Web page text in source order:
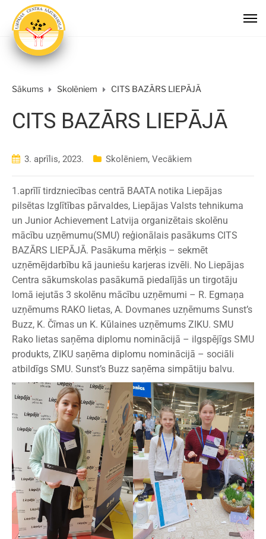
Sākums Skolēniem CITS BAZĀRS LIEPĀJĀ
CITS BAZĀRS LIEPĀJĀ
3. aprīlis, 2023. Skolēniem, Vecākiem
1.aprīlī tirdzniecības centrā BAATA notika Liepājas
pilsētas Izglītības pārvaldes, Liepājas Valsts tehnikuma
un Junior Achievement Latvija organizētais skolēnu
mācību uzņēmumu(SMU) reģionālais pasākums CITS
BAZĀRS LIEPĀJĀ. Pasākuma mērķis – sekmēt
uzņēmējdarbību kā jauniešu karjeras izvēli. No Liepājas
Centra sākumskolas pasākumā piedalījās un tirgotāju
lomā iejutās 3 skolēnu mācību uzņēmumi – R. Egmaņa
uzņēmums RAKO lietas, A. Dovmanes uzņēmums Sunst’s
Buzz, K. Čīmas un K. Kūlaines uzņēmums ZIKU. SMU
Rako lietas saņēma diplomu nominācijā – ilgspējīgs SMU
produkts, ZIKU saņēma diplomu nominācijā – sociāli
atbildīgs SMU. Sunst’s Buzz saņēma simpātiju balvu.